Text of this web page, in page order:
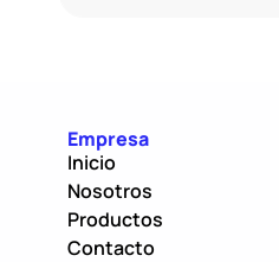
Empresa
Inicio
Nosotros
Productos
Contacto